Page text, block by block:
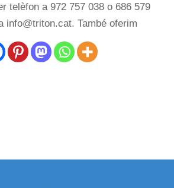
telèfon a 972 757 038 o 686 579
info@triton.cat. També oferim